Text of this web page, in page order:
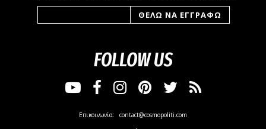
FOLLOW US
Επικοινωνία: contact@cosmopoliti.com